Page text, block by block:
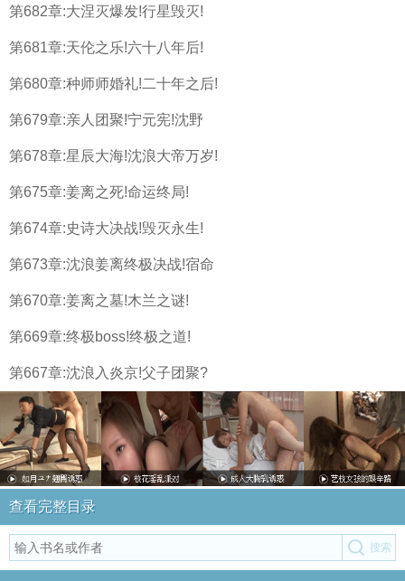
第682章:大涅灭爆发!行星毁灭!
第681章:天伦之乐!六十八年后!
第680章:种师师婚礼!二十年之后!
第679章:亲人团聚!宁元宪!沈野
第678章:星辰大海!沈浪大帝万岁!
第675章:姜离之死!命运终局!
第674章:史诗大决战!毁灭永生!
第673章:沈浪姜离终极决战!宿命
第670章:姜离之墓!木兰之谜!
第669章:终极boss!终极之道!
第667章:沈浪入炎京!父子团聚?
查看完整目录